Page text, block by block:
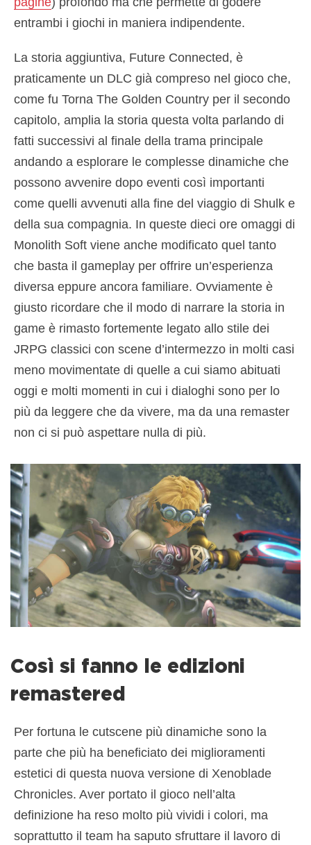
entrambi i giochi in maniera indipendente.
La storia aggiuntiva, Future Connected, è
praticamente un DLC già compreso nel gioco che,
come fu Torna The Golden Country per il secondo
capitolo, amplia la storia questa volta parlando di
fatti successivi al finale della trama principale
andando a esplorare le complesse dinamiche che
possono avvenire dopo eventi così importanti
come quelli avvenuti alla fine del viaggio di Shulk e
della sua compagnia. In queste dieci ore omaggi di
Monolith Soft viene anche modificato quel tanto
che basta il gameplay per offrire un’esperienza
diversa eppure ancora familiare. Ovviamente è
giusto ricordare che il modo di narrare la storia in
game è rimasto fortemente legato allo stile dei
JRPG classici con scene d’intermezzo in molti casi
meno movimentate di quelle a cui siamo abituati
oggi e molti momenti in cui i dialoghi sono per lo
più da leggere che da vivere, ma da una remaster
non ci si può aspettare nulla di più.
Così si fanno le edizioni
remastered
Per fortuna le cutscene più dinamiche sono la
parte che più ha beneficiato dei miglioramenti
estetici di questa nuova versione di Xenoblade
Chronicles. Aver portato il gioco nell’alta
definizione ha reso molto più vividi i colori, ma
soprattutto il team ha saputo sfruttare il lavoro di